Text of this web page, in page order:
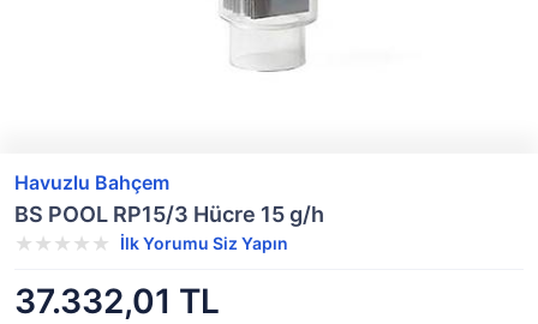
Havuzlu Bahçem
BS POOL RP15/3 Hücre 15 g/h
İlk Yorumu Siz Yapın
37.332,01 TL